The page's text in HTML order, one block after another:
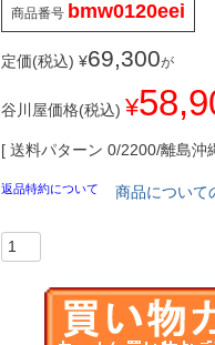
商品番号 bmw0120eei
定価(税込) ¥69,300が
谷川屋価格(税込) ¥
送料パターン 0/2200/離島沖
返品特約について 商品について